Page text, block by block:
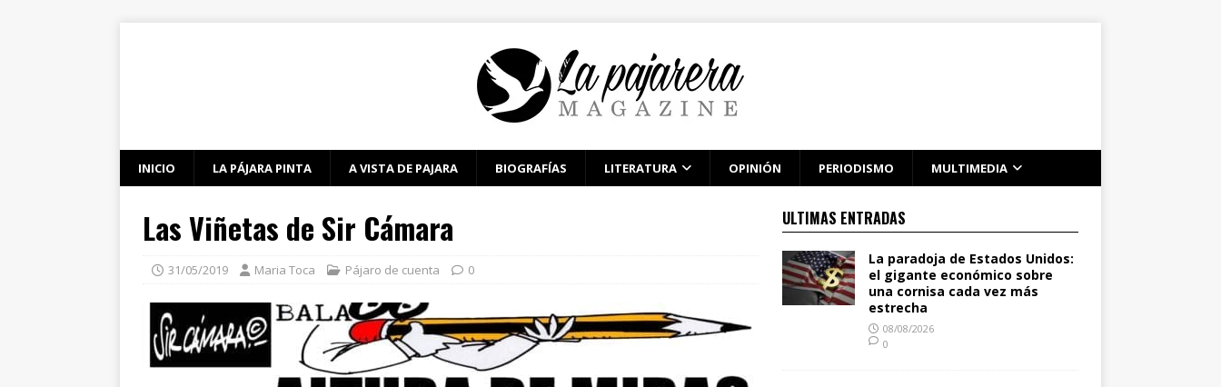
INICIO LA PÁJARA PINTA A VISTA DE PAJARA BIOGRAFÍAS LITERATURA OPINIÓN PERIODISMO MULTIMEDIA
Las Viñetas de Sir Cámara
31/05/2019 Maria Toca Pájaro de cuenta 0
ULTIMAS ENTRADAS
La paradoja de Estados Unidos:
el gigante económico sobre
una cornisa cada vez más
estrecha
08/08/2026
0